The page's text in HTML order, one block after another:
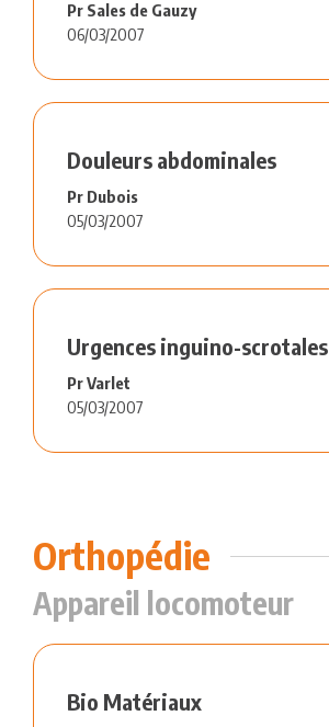
Pr Sales de Gauzy
06/03/2007
Douleurs abdominales
Pr Dubois
05/03/2007
Urgences inguino-scrotales
Pr Varlet
05/03/2007
Orthopédie
Appareil locomoteur
Bio Matériaux